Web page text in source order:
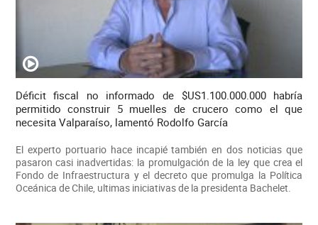
Déficit fiscal no informado de $US1.100.000.000 habría
permitido construir 5 muelles de crucero como el que
necesita Valparaíso, lamentó Rodolfo García
El experto portuario hace incapié también en dos noticias que
pasaron casi inadvertidas: la promulgación de la ley que crea el
Fondo de Infraestructura y el decreto que promulga la Política
Oceánica de Chile, ultimas iniciativas de la presidenta Bachelet.